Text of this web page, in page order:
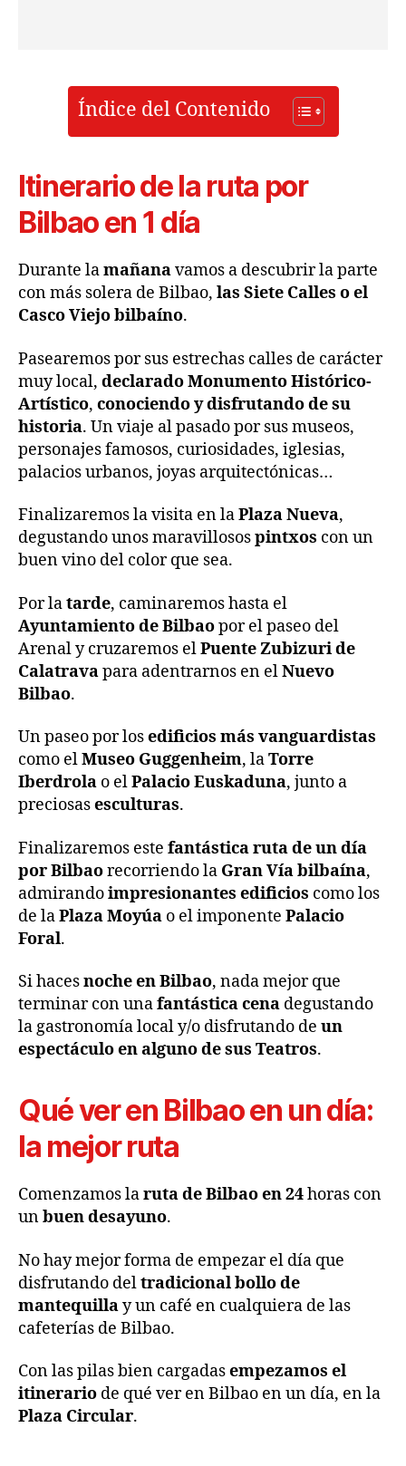
Índice del Contenido
Itinerario de la ruta por
Bilbao en 1 día
Durante lamañanavamos a descubrir la parte
con más solera de Bilbao, las Siete Calles o el
Casco Viejo bilbaíno.
Pasearemos por sus estrechas calles de carácter
muy local, declarado Monumento Histórico-
Artístico, conociendo y disfrutando de su
historia. Un viaje al pasado por sus museos,
personajes famosos, curiosidades, iglesias,
palacios urbanos, joyas arquitectónicas…
Finalizaremos la visita en laPlaza Nueva,
degustando unos maravillosospintxos con un
buen vino del color que sea.
Por latarde, caminaremos hasta el
Ayuntamiento de Bilbaopor el paseo del
Arenal y cruzaremos elPuente Zubizuri de
Calatravapara adentrarnos en elNuevo
Bilbao.
Un paseo por losedificios más vanguardistas
como elMuseo Guggenheim, laTorre
Iberdrola o elPalacio Euskaduna, junto a
preciosasesculturas.
Finalizaremos este fantástica ruta de un día
por Bilbaorecorriendo la Gran Vía bilbaína,
admirandoimpresionantes edificios como los
de laPlaza Moyúa o el imponente Palacio
Foral.
Si hacesnoche en Bilbao, nada mejor que
terminar con unafantástica cena degustando
la gastronomía local y/o disfrutando de un
espectáculo en alguno de sus Teatros.
Qué ver en Bilbao en un día:
la mejor ruta
Comenzamos laruta de Bilbao en 24horas con
unbuen desayuno.
No hay mejor forma de empezar el día que
disfrutando deltradicional bollo de
mantequillay un café en cualquiera de las
cafeterías de Bilbao.
Con las pilas bien cargadasempezamos el
itinerario de qué ver en Bilbao en un día, en la
Plaza Circular.